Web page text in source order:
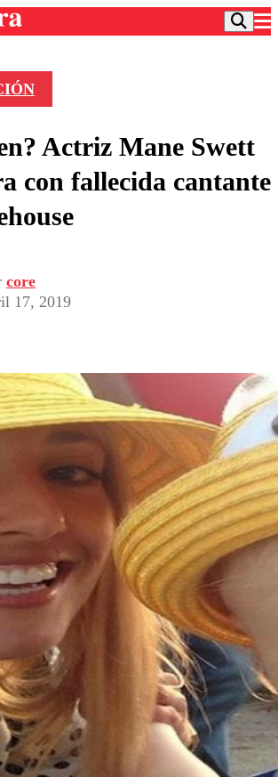
TV
Colo
Chilena
de Chile
en medios
Actriz Mane Swett
con fallecida cantante
core
17, 2019